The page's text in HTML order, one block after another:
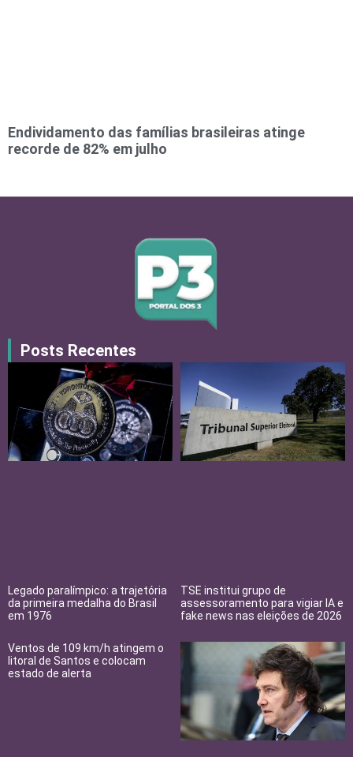
Endividamento das famílias brasileiras atinge
recorde de 82% em julho
Posts Recentes
Legado paralímpico: a trajetória
da primeira medalha do Brasil
em 1976
TSE institui grupo de
assessoramento para vigiar IA e
fake news nas eleições de 2026
Ventos de 109 km/h atingem o
litoral de Santos e colocam
estado de alerta